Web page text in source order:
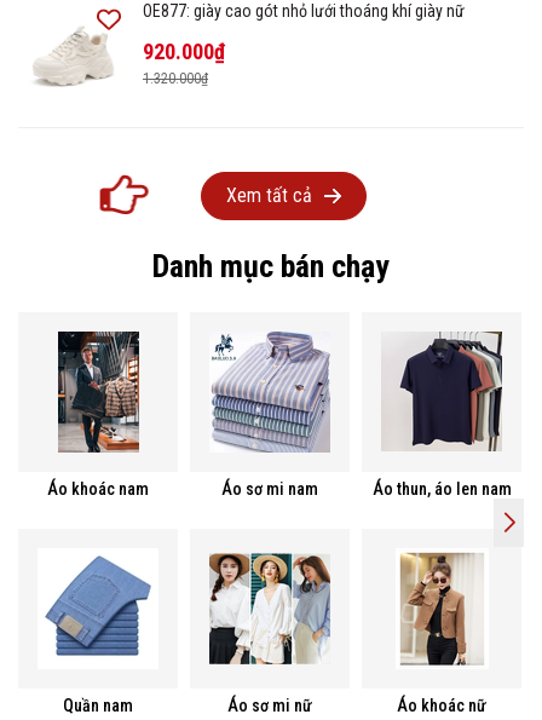
OE877: giày cao gót nhỏ lưới thoáng khí giày nữ
920.000₫
1.320.000₫
Xem tất cả
Danh mục bán chạy
Áo khoác nam Áo sơ mi nam Áo thun, áo len nam
Quần nam Áo sơ mi nữ Áo khoác nữ